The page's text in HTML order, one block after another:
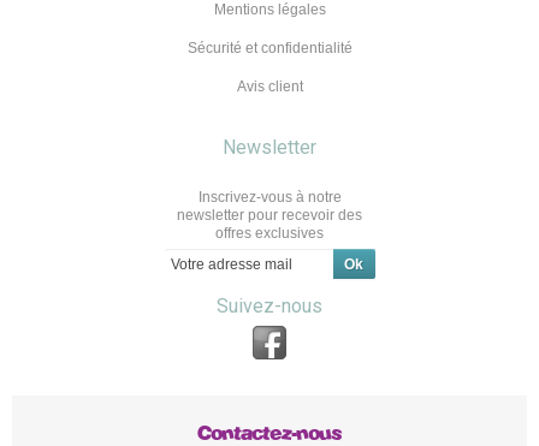
Mentions légales
Sécurité et confidentialité
Avis client
Newsletter
Inscrivez-vous à notre
newsletter pour recevoir des
offres exclusives
Suivez-nous
Contactez-nous